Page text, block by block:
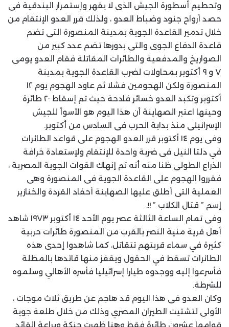
وتحطيم أسطورة الجيش الذى لا يقهر وإستمرار البندقية فى
حصد أرواح جنود وضباط العدو ، ولذلك قرر العدو الإنتقام من
خلال تدمير القاعدة الجوية بمدينة المنصورة التى تضم
قاعدة الدفاع الجوى والتى بدورها تضم عدد كبير من
الصواريخ والمدفعية والطائرات المقاتلة فقام العدو يومى
٧ و ٩ أكتوبر بمحاولات لضرب القاعدة الجوية بمدينة
المنصورة ولكن الهجومين فشلا ثم عاود الهجوم يوم ١٢
أكتوبر وتكبد العدو خسائر فادحة حيث تم إسقاط ٢٠ طائرة
وحينها اعتبر الصهاينة أن هذا اليوم هو الأسوأ للجيش
الإسرائيلى منذ بداية الحرب فى السادس من أكتوبر.
وفى يوم ١٤ أكتوبر قرر العدو الهجوم على قواعد الطائرات
في دلتا النيل فى ضربة واحدة للإنتقام ولإستعادة خرافة
الذراع الطولى ظنا منه أنه تم إنهاك القوات الجوية المصرية ،
فقرروا الهجوم على القاعدة الجوية فى المنصورة وهى
العملية التى أطلق عليها الصهاينة أحفاد القردة والخنازير
إسم ” قتال الكلاب ” !!.
وفى تمام الساعة الثالثة عصر يوم الأحد ١٤ أكتوبر ١٩٧٣ شاهد
أهل قرية منية النصر بالقرب من المنصورة طائرات حربية
كثيرة في سماء قريتهم تتقاتل، كما شاهدوا إحدى هذه
الطائرات تسقط في الحقول ويقفز منها قائدها بالمظلة
فأسرعوا إليه ووجدوه طيارا إسرائيليا فأسره الأهالي وسلموه
للشرطة.
وكان العدو فى هذا اليوم قد هاجم عن طريق ثلاث موجات ،
الأولى لتشتيت الطيران المصري وذلك من خلال طلعة جوية
قوامها عشرون طائرة فقط وهنا ظهرت حنكة وبراعة القائد